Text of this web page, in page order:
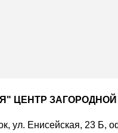
ЦЕНТР
ул. Енисейская, 23 Б,